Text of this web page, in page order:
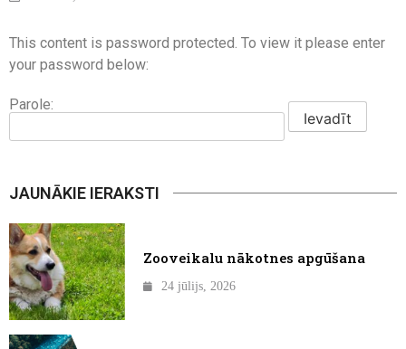
This content is password protected. To view it please enter
your password below:
Parole:
JAUNĀKIE IERAKSTI
Zooveikalu nākotnes apgūšana
24 jūlijs, 2026